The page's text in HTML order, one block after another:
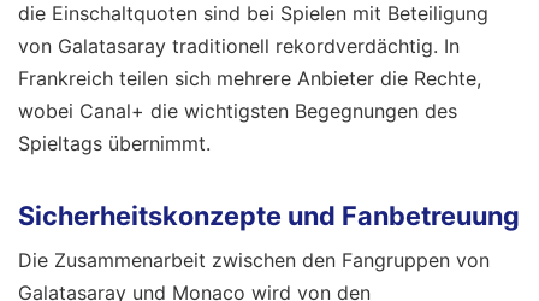
die Einschaltquoten sind bei Spielen mit Beteiligung
von Galatasaray traditionell rekordverdächtig. In
Frankreich teilen sich mehrere Anbieter die Rechte,
wobei Canal+ die wichtigsten Begegnungen des
Spieltags übernimmt.
Sicherheitskonzepte und Fanbetreuung
Die Zusammenarbeit zwischen den Fangruppen von
Galatasaray und Monaco wird von den